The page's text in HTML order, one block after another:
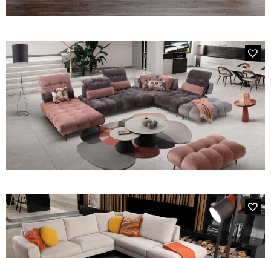
MODÈLE 2394 ORCHESTRA
Le canapé 3 places avec 2 dossiers avance/recule, assise
double profondeur et 2 accoudoirs relevables en tissu
bouclettes
3939 DRIVER
Le canapé d'angle à têtière relevable, assise avance/recule
double profondeur.